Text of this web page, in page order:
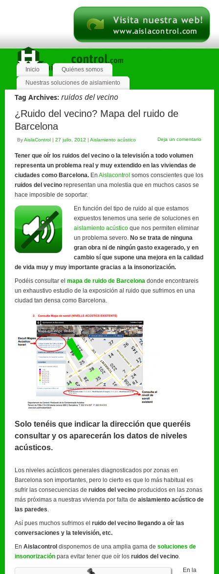
Inicio
Quiénes somos
Nuestras soluciones de aislamiento
Tag Archives: ruidos del vecino
¿Ruido del vecino? Mapa del ruido de
Barcelona
ByAislaControl | 27 julio, 2012 | Aislamiento acústico Deja un comentario
Tener que oír los ruidos del vecino o la televisión a todo volumen
representa un problema real y muy extendido en las viviendas de
ciudades como Barcelona. En Aislacontrol somos conscientes que los
ruidos del vecino representan una molestia que en muchos casos se
hace imposible de soportar.
En función del tipo de ruido al que estamos
expuestos tenemos una serie de soluciones en
aislamiento acústico que nos permiten eliminar
un problema severo. No se trata de ninguna
gran obra ni de ningún gasto exagerado, y en
cambio sí que supone una mejora en la calidad
de vida muy y muy importante gracias a la insonorización.
Podéis consultar el mapa de ruido de Barcelona donde encontrareis
un exhaustivo estudio de la exposición al ruido que sufrimos en una
ciudad tan densa como Barcelona.
Solo tenéis que indicar la dirección que queréis
consultar y os aparecerán los datos de niveles
acústicos.
Los niveles acústicos generales diagnosticados por zonas en
Barcelona son importantes, pero lo cierto es que lo más habitual es
sufrir las consecuencias de ruidos del vecino producidos en las zonas
más próximas a nuestras vivienda por falta de aislamiento acústico de
las paredes.
Así pues muchos sufrimos el ruido del vecino llegando a oír las
conversaciones y la televisión, etc.
En Aislacontrol disponemos de una amplia gama de soluciones de
insonorización para evitar tener que oír los ruidos del vecino.
En la